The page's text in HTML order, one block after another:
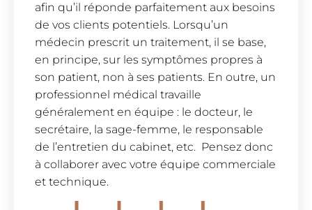
afin qu’il réponde parfaitement aux besoins
de vos clients potentiels. Lorsqu’un
médecin prescrit un traitement, il se base,
en principe, sur les symptômes propres à
son patient, non à ses patients. En outre, un
professionnel médical travaille
généralement en équipe : le docteur, le
secrétaire, la sage-femme, le responsable
de l’entretien du cabinet, etc. Pensez donc
à collaborer avec votre équipe commerciale
et technique.